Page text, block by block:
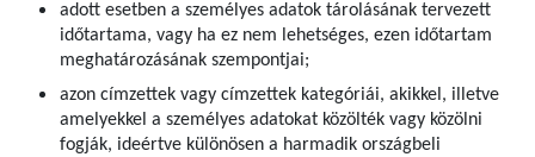
adott esetben a személyes adatok tárolásának tervezett
időtartama, vagy ha ez nem lehetséges, ezen időtartam
meghatározásának szempontjai;
azon címzettek vagy címzettek kategóriái, akikkel, illetve
amelyekkel a személyes adatokat közölték vagy közölni
fogják, ideértve különösen a harmadik országbeli